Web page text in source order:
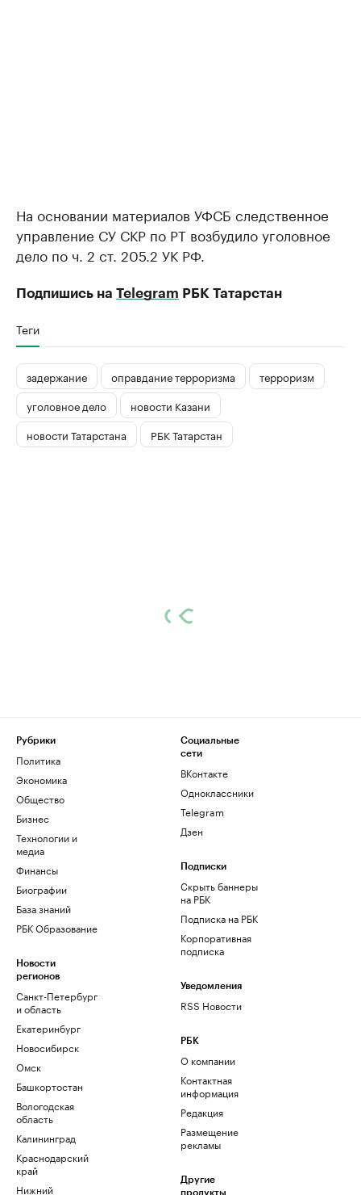
На основании материалов УФСБ следственное
управление СУ СКР по РТ возбудило уголовное
дело по ч. 2 ст. 205.2 УК РФ.
Подпишись на Telegram РБК Татарстан
Теги
задержание оправдание терроризма
терроризм
уголовное дело
новости Казани
новости Татарстана
РБК Татарстан
Рубрики
Политика
Экономика
Общество
Бизнес
Технологии и
медиа
Финансы
Биографии
База знаний
РБК Образование
Новости
регионов
Санкт-Петербург
и область
Екатеринбург
Новосибирск
Омск
Башкортостан
Вологодская
область
Калининград
Краснодарский
край
Нижний
Социальные
сети
ВКонтакте
Одноклассники
Telegram
Дзен
Подписки
Скрыть баннеры
на РБК
Подписка на РБК
Корпоративная
подписка
Уведомления
RSS Новости
РБК
О компании
Контактная
информация
Редакция
Размещение
рекламы
Другие
продукты